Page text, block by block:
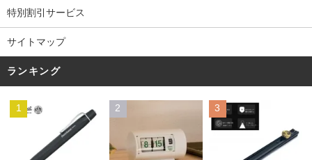
特別割引サービス
サイトマップ
ランキング
1 2 3